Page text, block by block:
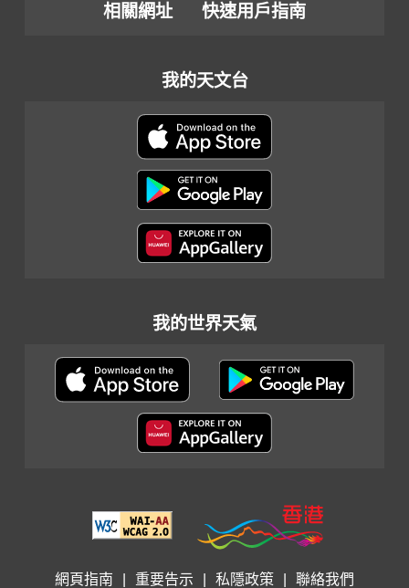
相關網址
快速用戶指南
我的天文台
我的世界天氣
網頁指南 重要告示 私隱政策 聯絡我們